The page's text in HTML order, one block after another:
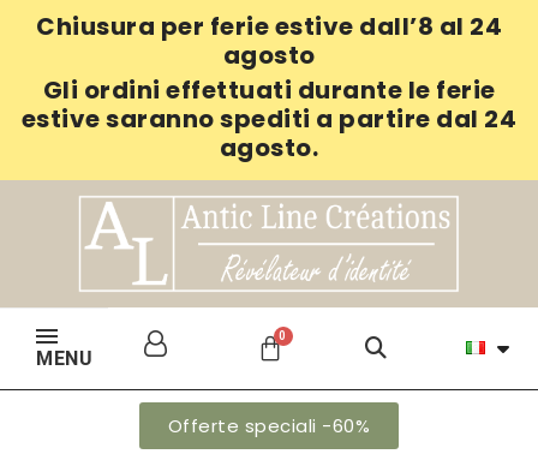
Chiusura per ferie estive dall’8 al 24
agosto
Gli ordini effettuati durante le ferie
estive saranno spediti a partire dal 24
agosto.
MENU
Offerte speciali -60%